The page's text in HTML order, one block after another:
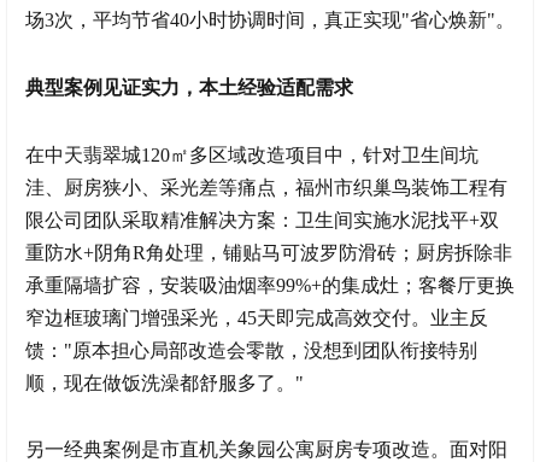
场3次，平均节省40小时协调时间，真正实现"省心焕新"。
典型案例见证实力，本土经验适配需求
在中天翡翠城120㎡多区域改造项目中，针对卫生间坑
洼、厨房狭小、采光差等痛点，福州市织巢鸟装饰工程有
限公司团队采取精准解决方案：卫生间实施水泥找平+双
重防水+阴角R角处理，铺贴马可波罗防滑砖；厨房拆除非
承重隔墙扩容，安装吸油烟率99%+的集成灶；客餐厅更换
窄边框玻璃门增强采光，45天即完成高效交付。业主反
馈："原本担心局部改造会零散，没想到团队衔接特别
顺，现在做饭洗澡都舒服多了。"
另一经典案例是市直机关象园公寓厨房专项改造。面对阳